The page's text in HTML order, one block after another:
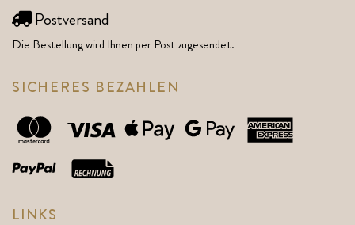
Postversand
Die Bestellung wird Ihnen per Post zugesendet.
SICHERES BEZAHLEN
LINKS